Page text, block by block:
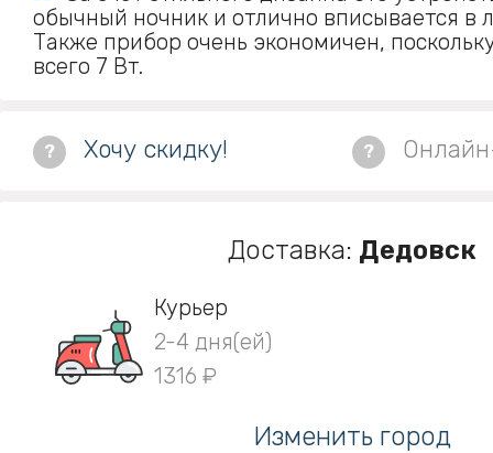
обычный ночник и отлично вписывается в
Также прибор очень экономичен,
всего 7 Вт.
? Хочу скидку! ?
Доставка: Дедовск
Курьер
2-4 дня(ей)
1316 ₽
Изменить город